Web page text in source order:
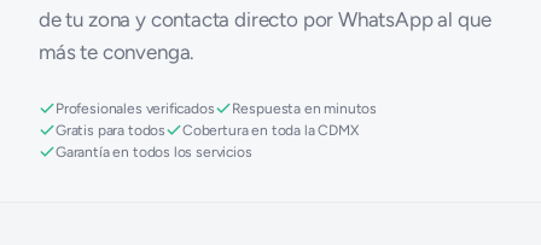
de tu zona y contacta directo por WhatsApp al que
más te convenga.
Profesionales verificados
Respuesta en minutos
Gratis para todos
Cobertura en toda la CDMX
Garantía en todos los servicios